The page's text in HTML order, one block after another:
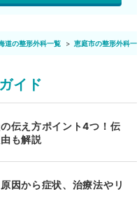
道の整形外科一覧 恵庭市の整形外科一
イド
伝え方ポイント4つ！伝
も解説
因から症状、治療法やリ